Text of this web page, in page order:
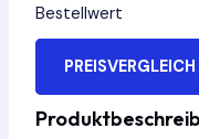
Bestellwert